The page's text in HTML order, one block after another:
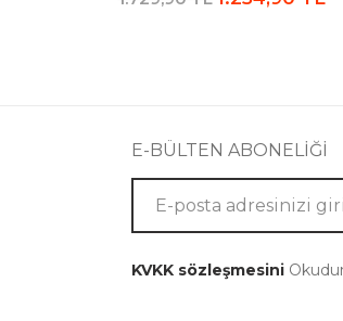
E-BÜLTEN ABONELİĞİ
KVKK sözleşmesini